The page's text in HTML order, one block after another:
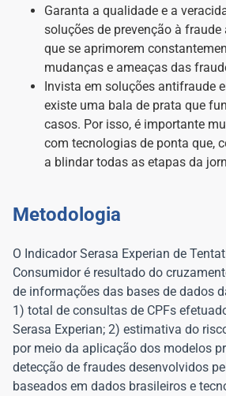
Garanta a qualidade e a
soluções de prevenção à
que se aprimorem
mudanças e ameaças das
Invista em soluções antifraude
existe uma bala de prata que
casos. Por isso, é importante
com tecnologias de ponta que,
a blindar todas as etapas da
Metodologia
O Indicador Serasa Experian de
Consumidor é resultado do
de informações das bases de dados
1) total de consultas de CPFs
Serasa Experian; 2) estimativa do
por meio da aplicação dos modelos
detecção de fraudes desenvolvidos
baseados em dados brasileiros e